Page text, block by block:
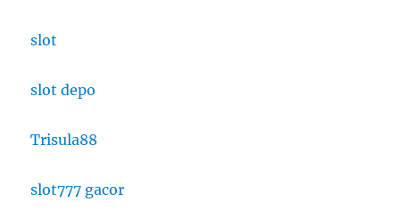
slot
slot depo
Trisula88
slot777 gacor